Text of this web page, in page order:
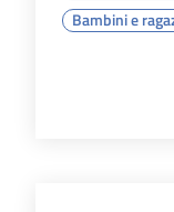
Bambini e